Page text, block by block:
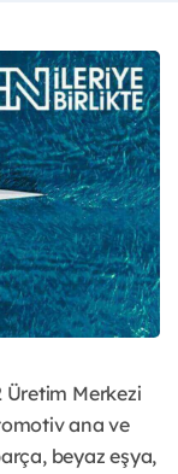
Üretim Merkezi
ana ve
beyaz eşya,